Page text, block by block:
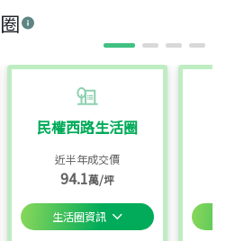
民權西路生活圈
近半年成交價
94.1萬/坪
生活圈資訊